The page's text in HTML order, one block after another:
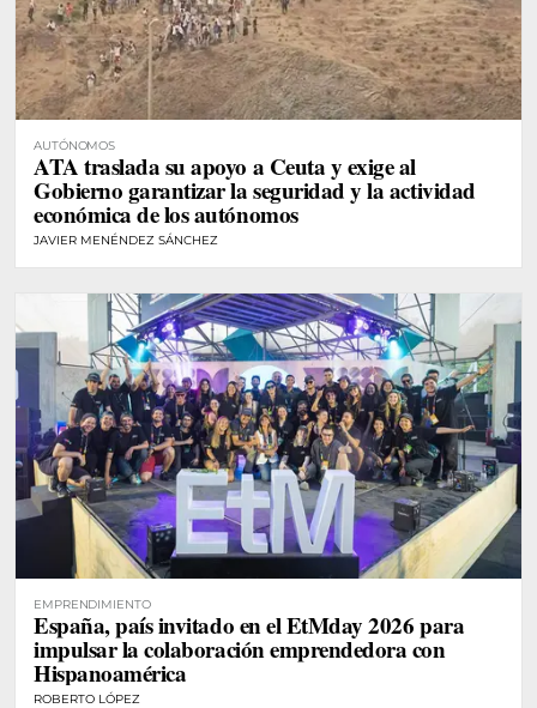
AUTÓNOMOS
ATA traslada su apoyo a Ceuta y exige al
Gobierno garantizar la seguridad y la actividad
económica de los autónomos
JAVIER MENÉNDEZ SÁNCHEZ
EMPRENDIMIENTO
España, país invitado en el EtMday 2026 para
impulsar la colaboración emprendedora con
Hispanoamérica
ROBERTO LÓPEZ